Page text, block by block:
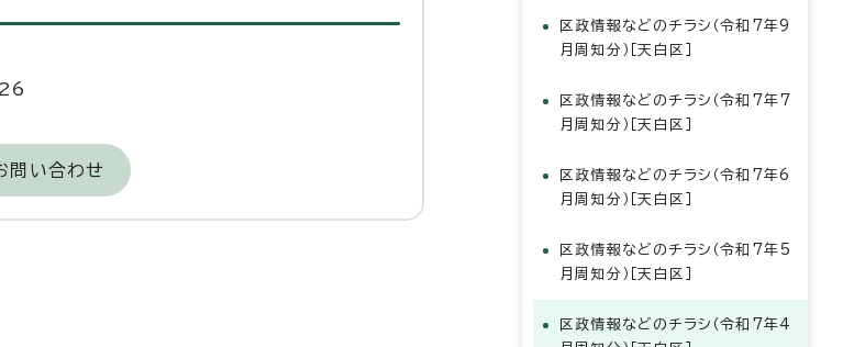
問い合わせ
区政情報などのチラシ（令和7年9
月周知分）［天白区］
区政情報などのチラシ（令和7年7
月周知分）［天白区］
区政情報などのチラシ（令和7年6
月周知分）［天白区］
区政情報などのチラシ（令和7年5
月周知分）［天白区］
区政情報などのチラシ（令和7年4